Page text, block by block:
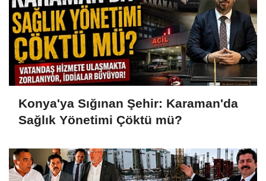
Konya'ya Sığınan Şehir: Karaman'da
Sağlık Yönetimi Çöktü mü?